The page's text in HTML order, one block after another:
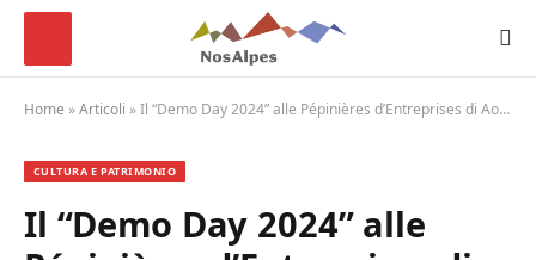
Home »Articoli »Il “Demo Day 2024” alle Pépinières d’Entreprises di Aosta
CULTURA E PATRIMONIO
Il “Demo Day 2024” alle